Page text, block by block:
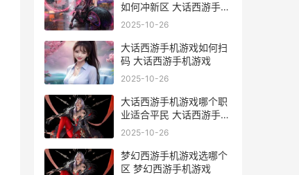
如何冲新区 大话西游手机
游戏可以搬砖赚人民币吗
2025-10-26
大话西游手机游戏如何扫
码 大话西游手机游戏
2025-10-26
大话西游手机游戏哪个职
业适合平民 大话西游手机
游戏可以搬砖赚人民币吗
2025-10-26
梦幻西游手机游戏选哪个
区 梦幻西游手机游戏